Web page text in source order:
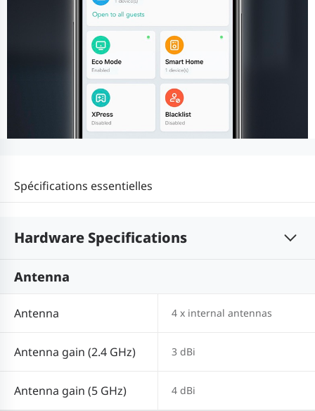
Spécifications essentielles
Hardware Specifications
Antenna
Antenna 4 x internal antennas
Antenna gain (2.4 GHz) 3 dBi
Antenna gain (5 GHz) 4 dBi